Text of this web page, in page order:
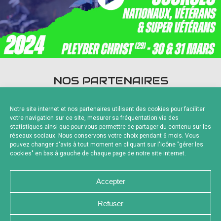
Notre site internet et nos partenaires utilisent des cookies pour faciliter
votre navigation sur ce site, mesurer sa fréquentation via des
statistiques ainsi que pour vous permettre de partager du contenu sur les
réseaux sociaux. Nous conservons votre choix pendant 6 mois. Vous
pouvez changer d'avis à tout moment en cliquant sur l'icône "gérer les
cookies" en bas à gauche de chaque page de notre site internet.
Accepter
Refuser
NOS PARTENAIRES
Fournisseurs Officiels
NOUS CONTACTER
MENTIONS LÉGALES